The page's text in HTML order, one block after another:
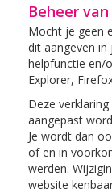
Beheer
Mocht je geen
dit aangeven in
helpfunctie en/
Explorer,
Deze
aangepast
Je wordt dan
of en in
werden.
website